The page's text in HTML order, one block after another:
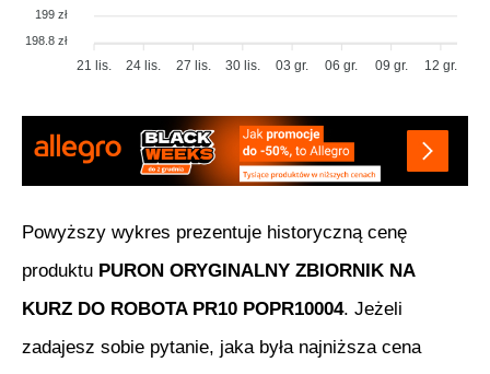
199 zł
198.8 zł
21 lis. 24 lis. 27 lis. 30 lis. 03 gr. 06 gr. 09 gr. 12 gr.
Powyższy wykres prezentuje historyczną cenę
produktu PURON ORYGINALNY ZBIORNIK NA
KURZ DO ROBOTA PR10 POPR10004. Jeżeli
zadajesz sobie pytanie, jaka była najniższa cena